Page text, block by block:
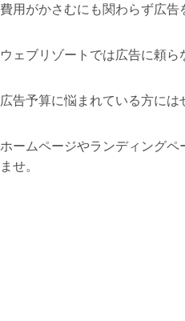
費用がかさむにも関わらず広告
ウェブリゾートでは広告に頼
広告予算に悩まれている方には
ホームページやランディング
ませ。